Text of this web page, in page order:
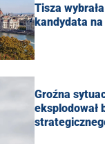
Tisza
kandydata
Groźna
eksplodował